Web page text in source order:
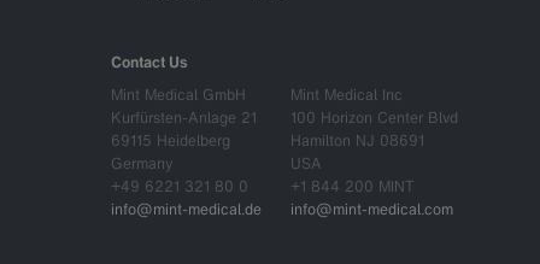
Contact Us
Mint Medical GmbH
Kurfürsten-Anlage 21
69115 Heidelberg
Germany
+49 6221 321 80 0
info@mint-medical.de
Mint Medical Inc
100 Horizon Center Blvd
Hamilton NJ 08691
USA
+1 844 200 MINT
info@mint-medical.com